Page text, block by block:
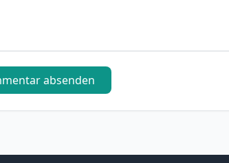
absenden